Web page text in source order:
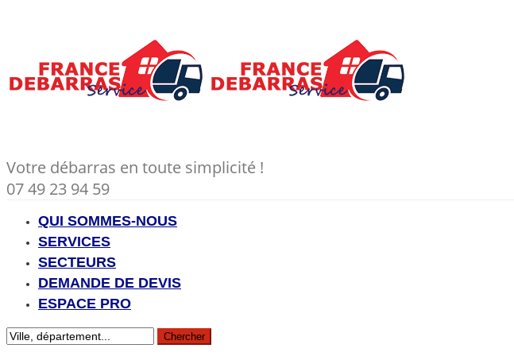
Votre débarras en toute simplicité !
07 49 23 94 59
QUI SOMMES-NOUS
SERVICES
SECTEURS
DEMANDE DE DEVIS
ESPACE PRO